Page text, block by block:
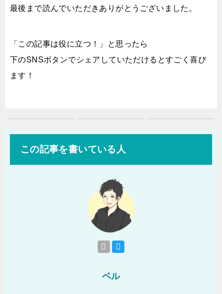
最後まで読んでいただきありがとうございました。
「この記事は役に立つ！」と思ったら
下のSNSボタンでシェアしていただけるとすごく喜び
ます！
この記事を書いている人
ベル